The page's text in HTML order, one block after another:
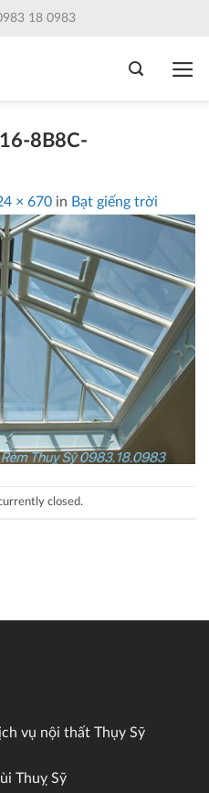
18 0983
8B8C-
× 670 in Bạt giếng trời
closed.
vụ nội thất Thụy Sỹ
Thuỵ Sỹ